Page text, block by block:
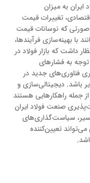
ایران به میزان
تغییرات قیمت
صورتی که نوسانات قیمت
با بهینه‌سازی فرآیندها،
داشت که بازار فولاد در
به فشارهای
فناوری‌های جدید در
باشد. دیجیتالی‌سازی و
جمله راهکارهایی هستند
صنعت فولاد ایران
سیاست‌گذاری‌های
تعیین‌کننده